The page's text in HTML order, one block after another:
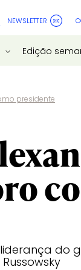
NEWSLETTER
Edição
presidente
do